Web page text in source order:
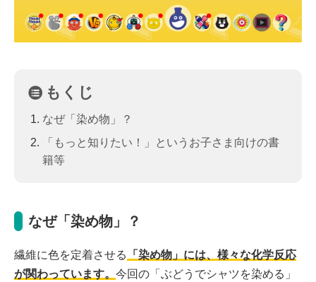
もくじ
なぜ「染め物」？
「もっと知りたい！」というお子さま向けの書
籍等
なぜ「染め物」？
繊維に色を定着させる
「染め物」には、様々な化学反応
が関わっています。 今回の「ぶどうでシャツを染める」